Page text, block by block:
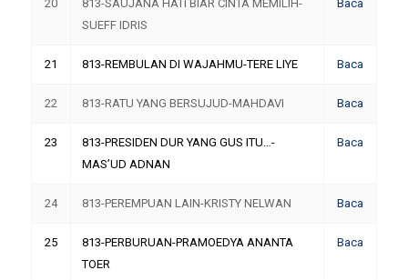
20
813-SAUJANA HATI BIAR CINTA MEMILIH-
SUEFF IDRIS
Baca
21 813-REMBULAN DI WAJAHMU-TERE LIYE Baca
22 813-RATU YANG BERSUJUD-MAHDAVI Baca
23
813-PRESIDEN DUR YANG GUS ITU…-
MAS’UD ADNAN
Baca
24 813-PEREMPUAN LAIN-KRISTY NELWAN Baca
25
813-PERBURUAN-PRAMOEDYA ANANTA
TOER
Baca